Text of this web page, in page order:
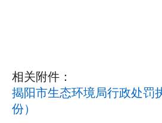
相关附件：
揭阳市生态环境局行政处罚
份）